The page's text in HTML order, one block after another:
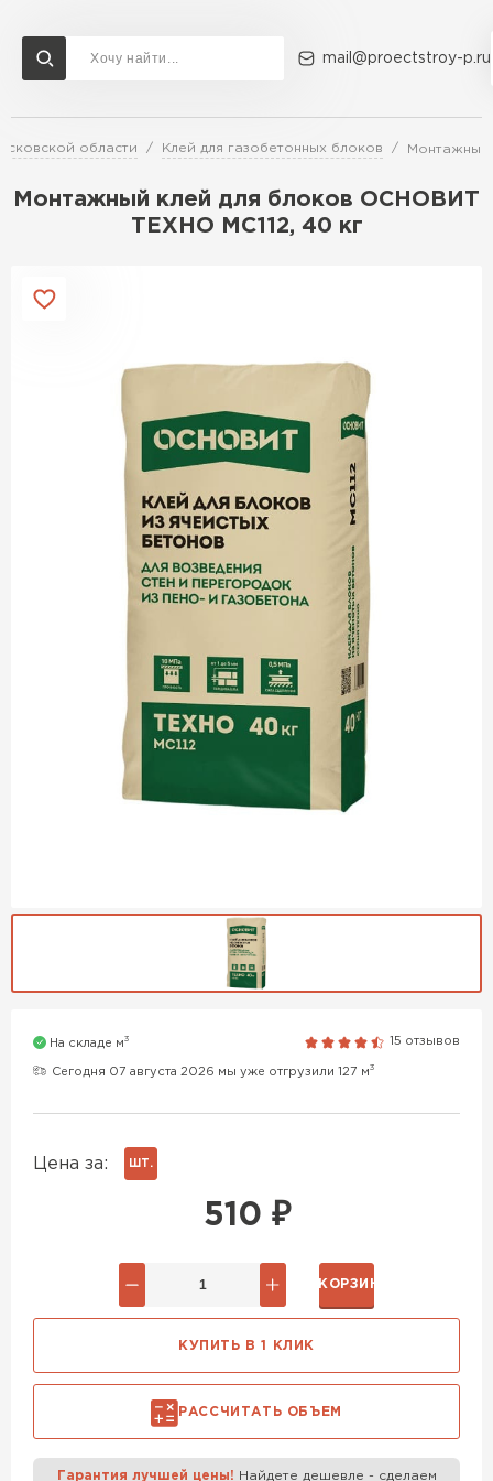
mail@proectstroy-p.ru
области Клей для газобетонных блоков Монтажный
Монтажный клей для блоков ОСНОВИТ
ТЕХНО МС112, 40 кг
На складе м3 15 отзывов
Сегодня 07 августа 2026 мы уже отгрузили 127 м3
Цена за: ШТ.
510 ₽
В КОРЗИНУ
КУПИТЬ В 1 КЛИК
РАССЧИТАТЬ ОБЪЕМ
Гарантия лучшей цены! Найдете дешевле - сделаем
Доставка и оплата Акции О компании Контакты
Перейти в каталог
ПЕРЕЙТИ
Газобетон (ЕвроАэроБетон)
ПЕРЕЙТИ
Газобетон Могилевский КСИ
ПЕРЕЙТИ
ПЕРЕЙТИ
Газобетон H+H
ПЕРЕЙТИ
ПЕРЕЙТИ
Газобетон Бонолит
Газобетон Могилевский КСИ
Газобетон Могилевский
Газосиликат
Газобетон ЛСР
Газобетон Poritep
Газобетон ДСК Грас
Газобетон ВКБлок
Газобетон Аэрок
Газобетон (ЕвроАэроБетон)
Газобетон Белорусский (БЦК)